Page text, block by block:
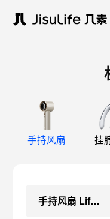
手持风扇 挂
手持风扇 Life10S